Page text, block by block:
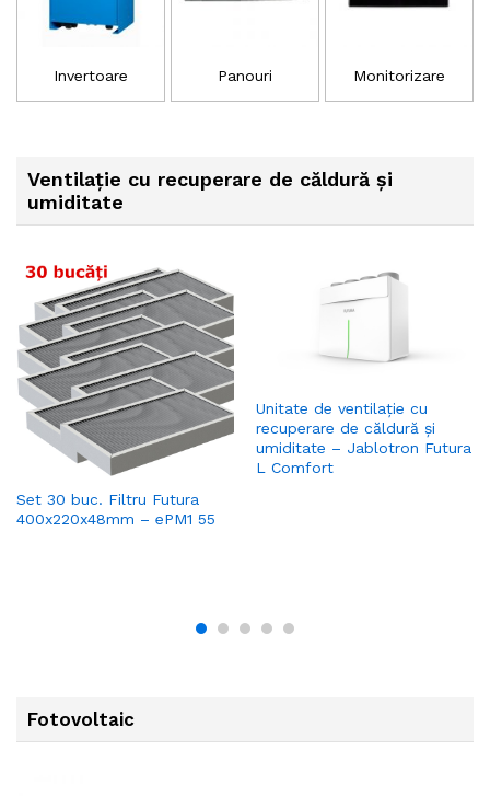
Invertoare Panouri Monitorizare
Ventilație cu recuperare de căldură și
umiditate
Set 30 buc. Filtru Futura
400x220x48mm – ePM1 55
Unitate de ventilație cu
recuperare de căldură și
umiditate – Jablotron Futura
L Comfort
Fotovoltaic